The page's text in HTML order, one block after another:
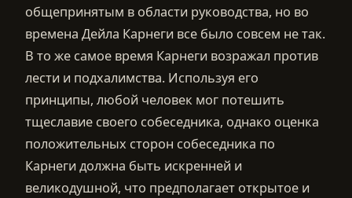
общепринятым в области руководства, но во
времена Дейла Карнеги все было совсем не так.
В то же самое время Карнеги возражал против
лести и подхалимства. Используя его
принципы, любой человек мог потешить
тщеславие своего собеседника, однако оценка
положительных сторон собеседника по
Карнеги должна быть искренней и
великодушной, что предполагает открытое и